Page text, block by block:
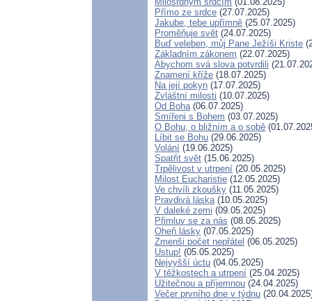
Přímo ze srdce (27.07.2025)
Jakube, tebe upřímně (25.07.2025)
Proměňuje svět (24.07.2025)
Buď veleben, můj Pane Ježíši Kriste
Základním zákonem (22.07.2025)
Abychom svá slova potvrdili
Znamení kříže (18.07.2025)
Na její pokyn (17.07.2025)
Zvláštní milosti (10.07.2025)
Od Boha(06.07.2025)
Smířeni s Bohem (03.07.2025)
O Bohu, o bližním a o sobě
Líbit se Bohu (29.06.2025)
Volání (19.06.2025)
Spatřit svět (15.06.2025)
Trpělivost v utrpení (20.05.2025)
Milost Eucharistie (12.05.2025)
Ve chvíli zkoušky (11.05.2025)
Pravdivá láska(10.05.2025)
V daleké zemi (09.05.2025)
Přimluv se za nás (08.05.2025)
Oheň lásky (07.05.2025)
Zmenši počet nepřátel (06.05.2025)
Ustup! (05.05.2025)
Nejvyšší úctu (04.05.2025)
V těžkostech a utrpení (25.04.2025)
Užitečnou a příjemnou (24.04.2025)
Večer prvního dne v týdnu